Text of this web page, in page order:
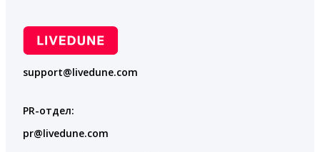
support@livedune.com
PR-отдел:
pr@livedune.com